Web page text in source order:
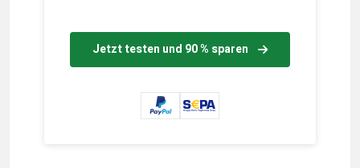
Jetzt testen und 90 % sparen